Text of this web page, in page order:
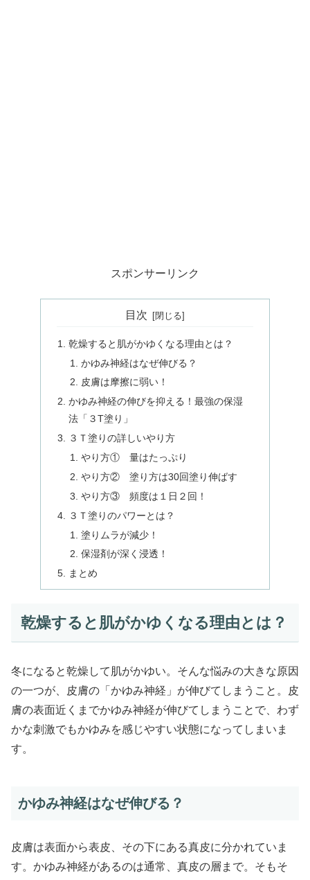
スポンサーリンク
目次
乾燥すると肌がかゆくなる理由とは？
かゆみ神経はなぜ伸びる？
皮膚は摩擦に弱い！
かゆみ神経の伸びを抑える！最強の保湿
法「３T塗り」
３Ｔ塗りの詳しいやり方
やり方① 量はたっぷり
やり方② 塗り方は30回塗り伸ばす
やり方③ 頻度は１日２回！
３Ｔ塗りのパワーとは？
塗りムラが減少！
保湿剤が深く浸透！
まとめ
乾燥すると肌がかゆくなる理由とは？
冬になると乾燥して肌がかゆい。そんな悩みの大きな原因
の一つが、皮膚の「かゆみ神経」が伸びてしまうこと。皮
膚の表面近くまでかゆみ神経が伸びてしまうことで、わず
かな刺激でもかゆみを感じやすい状態になってしまいま
す。
かゆみ神経はなぜ伸びる？
皮膚は表面から表皮、その下にある真皮に分かれていま
す。かゆみ神経があるのは通常、真皮の層まで。そもそ